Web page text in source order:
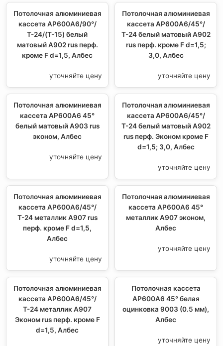
Потолочная алюминиевая
кассета AP600A6/90°/
Т-24/(T-15) белый
матовый А902 rus перф.
кроме F d=1,5, Албес
уточняйте цену
Потолочная алюминиевая
кассета AP600A6/45°/
Т-24 белый матовый А902
rus перф. кроме F d=1,5;
3,0, Албес
уточняйте цену
Потолочная алюминиевая
кассета AP600A6 45°
белый матовый А903 rus
эконом, Албес
уточняйте цену
Потолочная алюминиевая
кассета AP600A6/45°/
Т-24 белый матовый А902
rus перф. Эконом кроме F
d=1,5; 3,0, Албес
уточняйте цену
Потолочная алюминиевая
кассета AP600A6/45°/
Т-24 металлик А907 rus
перф. кроме F d=1,5,
Албес
уточняйте цену
Потолочная алюминиевая
кассета AP600A6 45°
металлик А907 эконом,
Албес
уточняйте цену
Потолочная алюминиевая
кассета AP600A6/45°/
Т-24 металлик А907
Эконом rus перф. кроме F
d=1,5, Албес
Потолочная кассета
AP600A6 45° белая
оцинковка 9003 (0.5 мм),
Албес
уточняйте цену